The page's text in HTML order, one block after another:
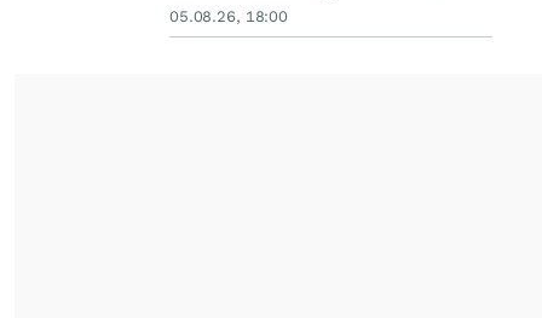
05.08.26, 18:00